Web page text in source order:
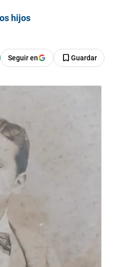
hijos
Seguir en Guardar